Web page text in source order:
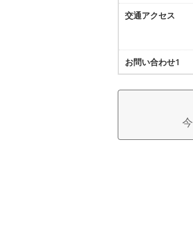
交通アクセス
お問い合わせ1